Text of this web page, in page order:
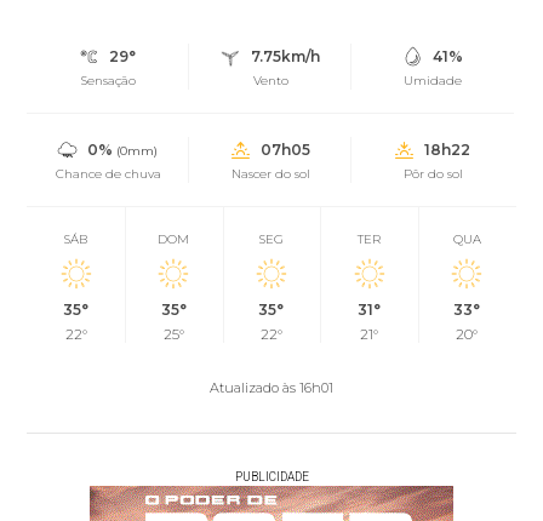
29°
Sensação
7.75km/h
Vento
41%
Umidade
0% (0mm)
Chance de chuva
07h05
Nascer do sol
18h22
Pôr do sol
SÁB
35°
22°
DOM
35°
25°
SEG
35°
22°
TER
31°
21°
QUA
33°
20°
Atualizado às 16h01
PUBLICIDADE